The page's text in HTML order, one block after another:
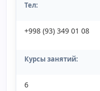
Тел:
+998 (93) 349 01 08
Курсы занятий:
6